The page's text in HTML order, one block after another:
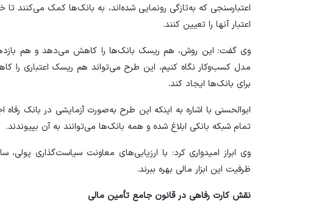
اعتبارسنجی که به‌تازگی رونمایی شده‌اند، به بانک‌ها کمک می‌کنند تا
اعتبار آنها را تعیین کنند.
وی گفت: این روش، هم ریسک بانک‌ها را کاهش می‌دهد و هم بازدهی
مدل کسب‌وکار نگاه کنیم، این طرح می‌تواند هم ریسک اعتباری را
برای بانک‌ها ایجاد کند.
ابوالحسنی با اشاره به اینکه این طرح به‌صورت آزمایشی در بانک رفاه
تمام شبکه بانکی ابلاغ شده و همه بانک‌ها می‌توانند به آن بپیوندند.
وی ابراز امیدواری کرد: با ارزیابی‌های معاونت سیاست‌گذاری پولی،
ظرفیت این ابزار مالی بهره ببرند.
نقش کارت رفاهی در قانون جامع تأمین مالی